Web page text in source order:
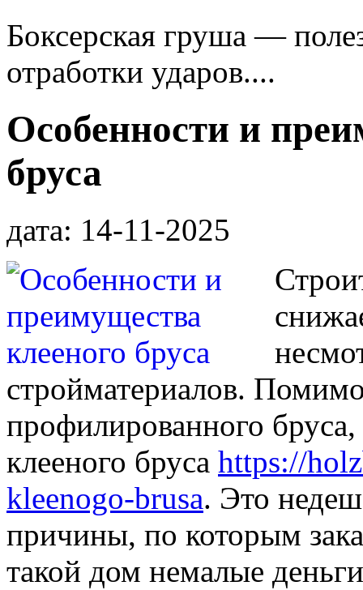
Боксерская груша —
отработки ударов....
Особенности и
бруса
дата: 14-11-2025
стройматериалов.
профилированного
клееного бруса https://
kleenogo-brusa. Это
причины, по которым
такой дом немалые